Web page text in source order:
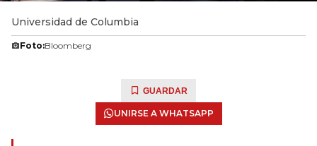
Universidad de Columbia
Foto:Bloomberg
GUARDAR
UNIRSE A WHATSAPP